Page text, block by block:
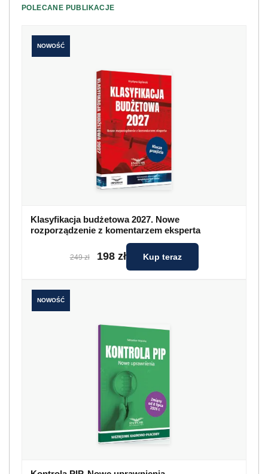
POLECANE PUBLIKACJE
NOWOŚĆ
Klasyfikacja budżetowa 2027. Nowe
rozporządzenie z komentarzem eksperta
249 zł 198 zł Kup teraz
NOWOŚĆ